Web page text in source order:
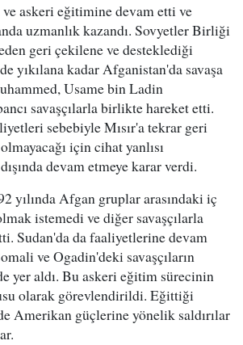
askeri eğitimine devam etti ve
uzmanlık kazandı. Sovyetler Birliği
geri çekilene ve desteklediği
yıkılana kadar Afganistan'da savaşa
Usame bin Ladin
savaşçılarla birlikte hareket etti.
sebebiyle Mısır'a tekrar geri
için cihat yanlısı
devam etmeye karar verdi.
yılında Afgan gruplar arasındaki iç
istemedi ve diğer savaşçılarla
Sudan'da da faaliyetlerine devam
ve Ogadin'deki savaşçıların
yer aldı. Bu askeri eğitim sürecinin
olarak görevlendirildi. Eğittiği
Amerikan güçlerine yönelik saldırılar